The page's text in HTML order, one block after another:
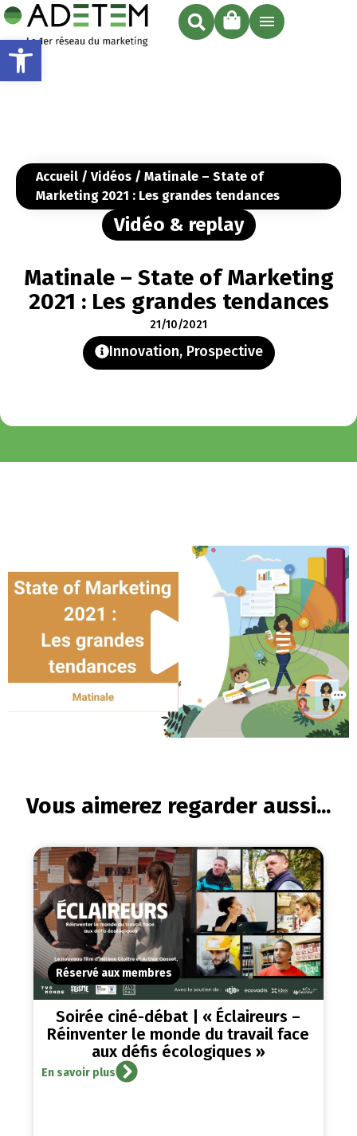
Ouvrir la barre d’outils
Accueil / Vidéos / Matinale – State of
Marketing 2021 : Les grandes tendances
Vidéo & replay
Matinale – State of Marketing
2021 : Les grandes tendances
21/10/2021
Innovation, Prospective
Vous aimerez regarder aussi...
Réservé aux membres
Soirée ciné-débat | « Éclaireurs –
Réinventer le monde du travail face
aux défis écologiques »
En savoir plus